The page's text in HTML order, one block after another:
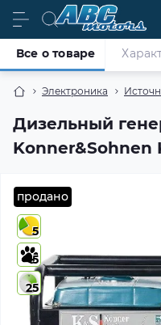
Электроника
Дизельный
Konner&Sohnen
Все о товаре
5
5
25
продано